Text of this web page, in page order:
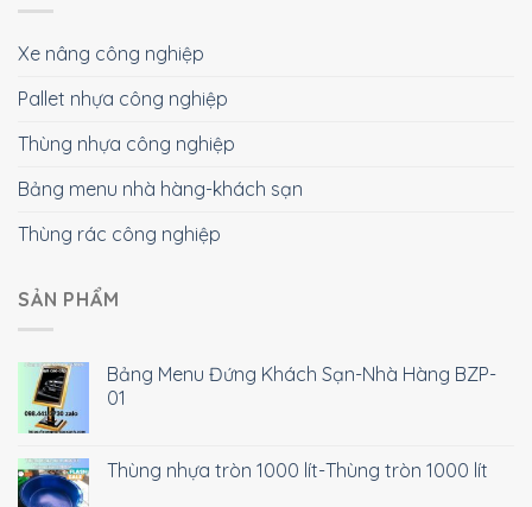
Xe nâng công nghiệp
Pallet nhựa công nghiệp
Thùng nhựa công nghiệp
Bảng menu nhà hàng-khách sạn
Thùng rác công nghiệp
SẢN PHẨM
Bảng Menu Đứng Khách Sạn-Nhà Hàng BZP-
01
Thùng nhựa tròn 1000 lít-Thùng tròn 1000 lít